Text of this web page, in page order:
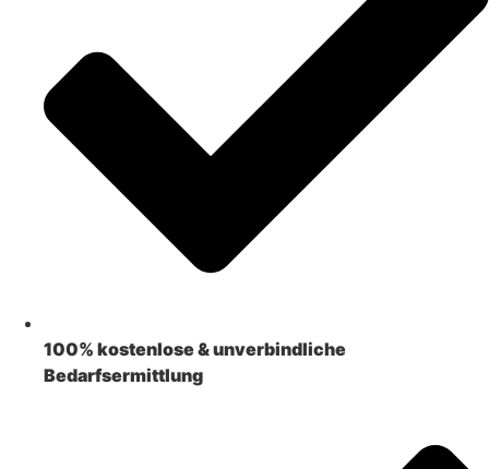
100% kostenlose & unverbindliche
Bedarfsermittlung